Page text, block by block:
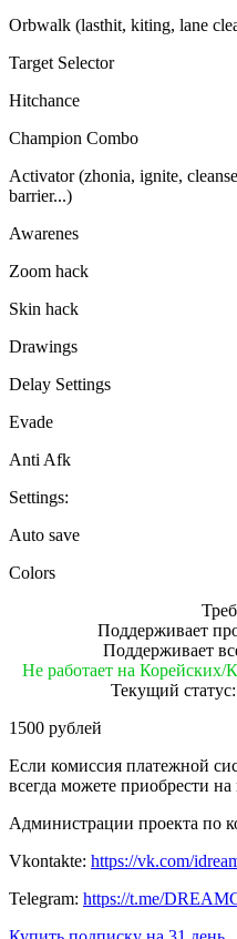
Orbwalk (lasthit, kiting, lane
Target Selector
Hitchance
Champion Combo
Activator (zhonia, ignite,
barrier...)
Awarenes
Zoom hack
Skin hack
Drawings
Delay Settings
Evade
Anti Afk
Settings:
Auto save
Colors
Поддерживает
Поддерживает
Не работает на Корейских/
Текущий статус:
1500 рублей
Если комиссия платежной
всегда можете приобрести
Администрации проекта по
Vkontakte: https://vk.com/
Telegram: https://t.me/